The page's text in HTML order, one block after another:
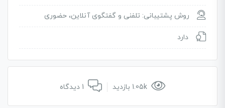
روش پشتیبانی: تلفنی و گفتگوی آنلاین، حضوری
دارد